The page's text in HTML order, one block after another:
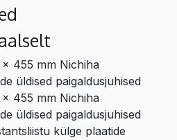
455 mm Nichiha
üldised paigaldusjuhised
455 mm Nichiha
üldised paigaldusjuhised
külge plaatide